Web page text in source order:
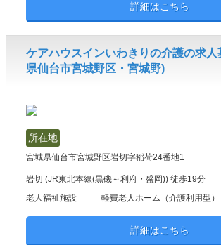
詳細はこちら
ケアハウスインいわきりの介護の求人
県仙台市宮城野区・宮城野)
所在地
宮城県仙台市宮城野区岩切字稲荷24番地1
岩切 (JR東北本線(黒磯～利府・盛岡)) 徒歩19分
老人福祉施設
軽費老人ホーム（介護利用型）
詳細はこちら